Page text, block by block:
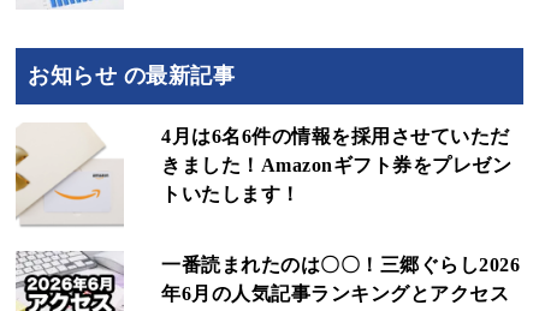
お知らせ の最新記事
4月は6名6件の情報を採用させていただ
きました！Amazonギフト券をプレゼン
トいたします！
一番読まれたのは〇〇！三郷ぐらし2026
年6月の人気記事ランキングとアクセス